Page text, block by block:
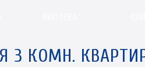
3 КОМН.